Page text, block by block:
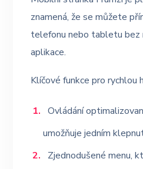
znamená, že se můžete
telefonu nebo tabletu bez
aplikace.
Klíčové funkce pro rychlou
Ovládání
umožňuje jedním
Zjednodušené menu,